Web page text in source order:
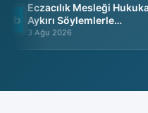
Eczacılık Mesleği Hukuka
Aykırı Söylemlerle
İtibarsızlaştırılamaz
3 Ağu 2026